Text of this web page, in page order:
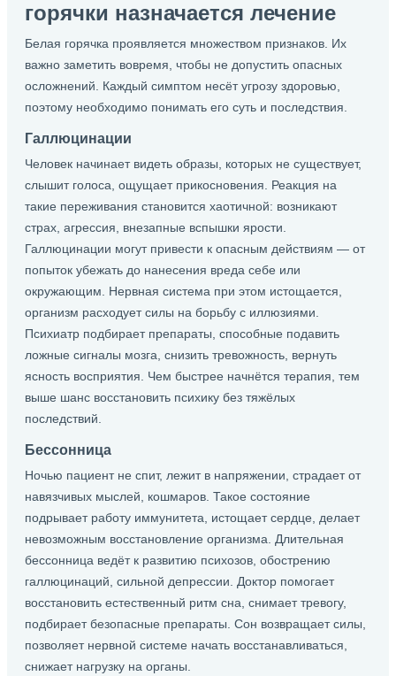
горячки назначается лечение
Белая горячка проявляется множеством признаков. Их
важно заметить вовремя, чтобы не допустить опасных
осложнений. Каждый симптом несёт угрозу здоровью,
поэтому необходимо понимать его суть и последствия.
Галлюцинации
Человек начинает видеть образы, которых не существует,
слышит голоса, ощущает прикосновения. Реакция на
такие переживания становится хаотичной: возникают
страх, агрессия, внезапные вспышки ярости.
Галлюцинации могут привести к опасным действиям — от
попыток убежать до нанесения вреда себе или
окружающим. Нервная система при этом истощается,
организм расходует силы на борьбу с иллюзиями.
Психиатр подбирает препараты, способные подавить
ложные сигналы мозга, снизить тревожность, вернуть
ясность восприятия. Чем быстрее начнётся терапия, тем
выше шанс восстановить психику без тяжёлых
последствий.
Бессонница
Ночью пациент не спит, лежит в напряжении, страдает от
навязчивых мыслей, кошмаров. Такое состояние
подрывает работу иммунитета, истощает сердце, делает
невозможным восстановление организма. Длительная
бессонница ведёт к развитию психозов, обострению
галлюцинаций, сильной депрессии. Доктор помогает
восстановить естественный ритм сна, снимает тревогу,
подбирает безопасные препараты. Сон возвращает силы,
позволяет нервной системе начать восстанавливаться,
снижает нагрузку на органы.